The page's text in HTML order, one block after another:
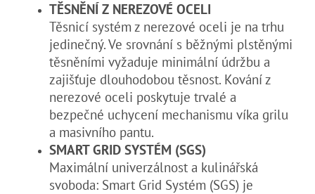
TĚSNĚNÍ Z NEREZOVÉ OCELI
Těsnicí systém z nerezové oceli je na trhu
jedinečný. Ve srovnání s běžnými plstěnými
těsněními vyžaduje minimální údržbu a
zajišťuje dlouhodobou těsnost. Kování z
nerezové oceli poskytuje trvalé a
bezpečné uchycení mechanismu víka grilu
a masivního pantu.
SMART GRID SYSTÉM (SGS)
Maximální univerzálnost a kulinářská
svoboda: Smart Grid Systém (SGS) je